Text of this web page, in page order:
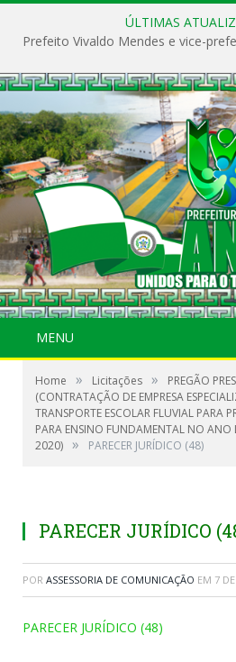
ÚLTIMAS
MENU
Home » Licitações »
PREGÃO
(CONTRATAÇÃO DE EMPRESA
TRANSPORTE ESCOLAR FLUVIAL PARA
PARA ENSINO FUNDAMENTAL NO ANO
2020) » PARECER JURÍDICO (48)
PARECER JURÍDICO
POR ASSESSORIA DE COMUNICAÇÃO EM 7
PARECER JURÍDICO (48)